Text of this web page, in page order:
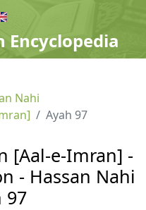
Encyclopedia
Nahi
Ayah 97
[Aal-e-Imran] -
- Hassan Nahi
97